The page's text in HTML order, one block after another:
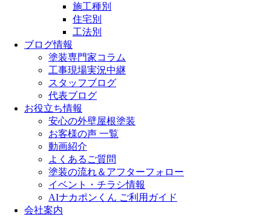
施工種別
住宅別
工法別
ブログ情報
塗装専門家コラム
工事現場実況中継
スタッフブログ
代表ブログ
お役立ち情報
安心の外壁屋根塗装
お客様の声 一覧
動画紹介
よくあるご質問
塗装の流れ＆アフターフォロー
イベント・チラシ情報
AIナカポンくん ご利用ガイド
会社案内